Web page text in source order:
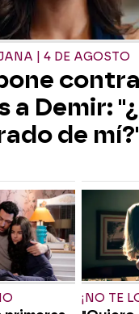
| 4 DE AGOSTO
a Demir:
de
¡NO TE